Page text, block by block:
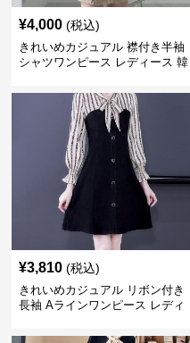
¥4,000 (税込)
きれいめカジュアル 襟付き半袖
シャツワンピース レディース 韓
ト ウエストマーク スタイルアッ
プ Aライン 小柄さん◎
¥3,810 (税込)
きれいめカジュアル リボン付き
長袖 Aラインワンピース レディ
り替え 膝上丈 細見え フェミニ